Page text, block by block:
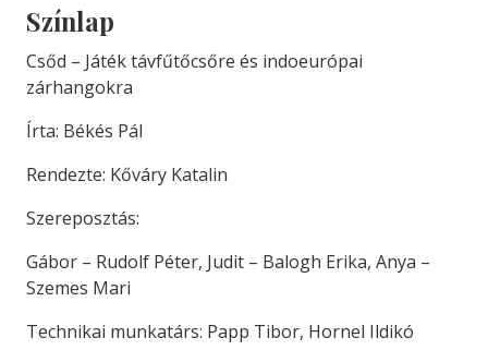
Színlap
Csőd – Játék távfűtőcsőre és indoeurópai
zárhangokra
Írta: Békés Pál
Rendezte: Kőváry Katalin
Szereposztás:
Gábor – Rudolf Péter, Judit – Balogh Erika, Anya –
Szemes Mari
Technikai munkatárs: Papp Tibor, Hornel Ildikó